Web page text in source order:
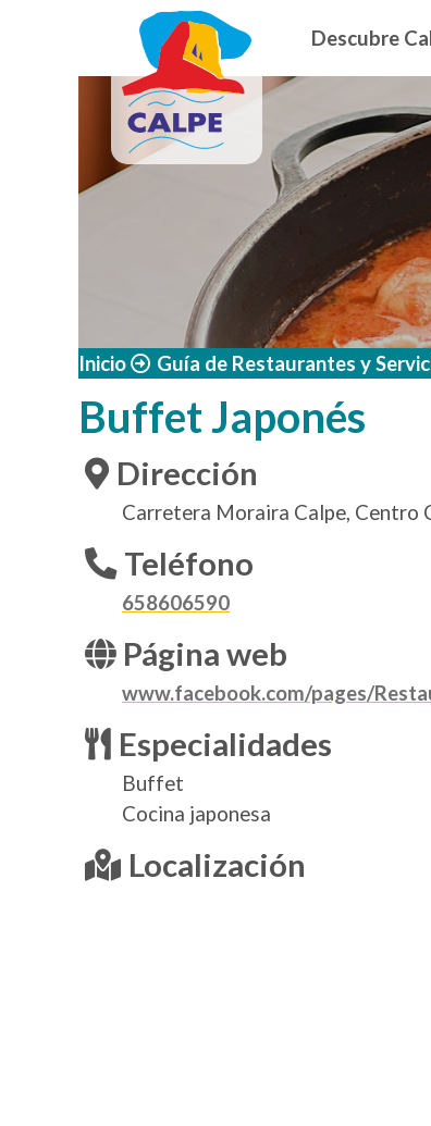
Pasar al contenido principal
Descubre
Inicio Guía de Restaurantes y
Buffet Japonés
Dirección
Carretera Moraira Calpe, Centro
Teléfono
658606590
Página web
www.facebook.com/pages/
Especialidades
Buffet
Cocina japonesa
Localización